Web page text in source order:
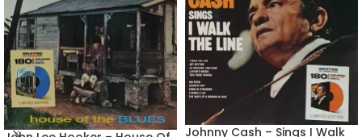
Johnny Cash – Sings I Walk